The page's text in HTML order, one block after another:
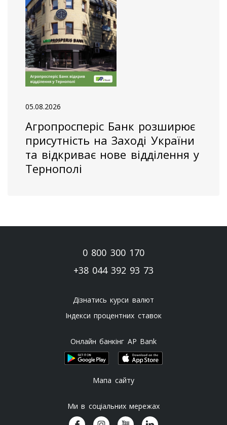
05.08.2026
Агропросперіс Банк розширює
присутність на Заході України
та відкриває нове відділення у
Тернополі
0 800 300 170
+38 044 392 93 73
Дізнатись курси валют
Індекси процентних ставок
Онлайн банкінг AP Bank
Мапа сайту
Ми в соціальних мережах